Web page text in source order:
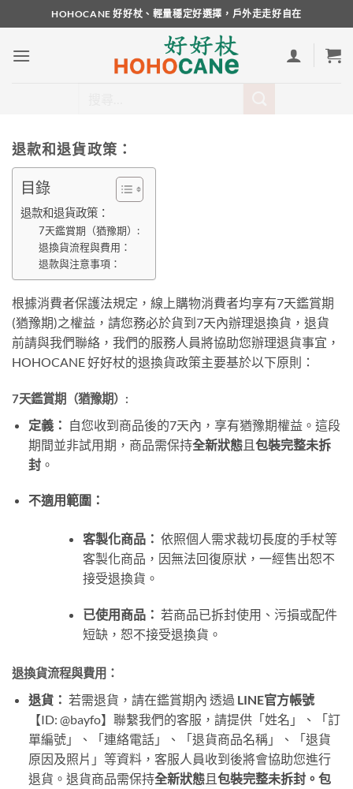
to
content
HOHOCANE 好好杖、輕量穩定好選擇，戶外走走好自在
鍵
退款和退貨政策：
目錄
退款和退貨政策：
7天鑑賞期（猶豫期）:
退換貨流程與費用：
退款與注意事項：
根據消費者保護法規定，線上購物消費者均享有7天鑑賞期
(猶豫期)之權益，請您務必於貨到7天內辦理退換貨，退貨
前請與我們聯絡，我們的服務人員將協助您辦理退貨事宜，
HOHOCANE 好好杖的退換貨政策主要基於以下原則：
7天鑑賞期（猶豫期）:
定義： 自您收到商品後的7天內，享有猶豫期權益。這段
期間並非試用期，商品需保持全新狀態且包裝完整未拆
封。
不適用範圍：
客製化商品： 依照個人需求裁切長度的手杖等
客製化商品，因無法回復原狀，一經售出恕不
接受退換貨。
已使用商品： 若商品已拆封使用、污損或配件
短缺，恕不接受退換貨。
退換貨流程與費用：
退貨： 若需退貨，請在鑑賞期內 透過 LINE官方帳號
【ID: @bayfo】聯繫我們的客服，請提供「姓名」、「訂
單編號」、「連絡電話」、「退貨商品名稱」、「退貨
原因及照片」等資料，客服人員收到後將會協助您進行
退貨。退貨商品需保持全新狀態且包裝完整未拆封。包